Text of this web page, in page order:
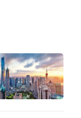
比，不
资，基本
市场的数
当快的。